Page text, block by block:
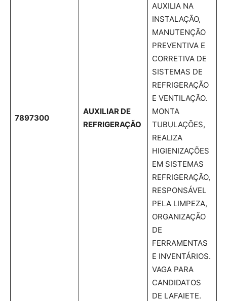
7897300
AUXILIAR DE
REFRIGERAÇÃO
AUXILIA NA
INSTALAÇÃO,
MANUTENÇÃO
PREVENTIVA E
CORRETIVA DE
SISTEMAS DE
REFRIGERAÇÃO
E VENTILAÇÃO.
MONTA
TUBULAÇÕES,
REALIZA
HIGIENIZAÇÕES
EM SISTEMAS
REFRIGERAÇÃO,
RESPONSÁVEL
PELA LIMPEZA,
ORGANIZAÇÃO
DE
FERRAMENTAS
E INVENTÁRIOS.
VAGA PARA
CANDIDATOS
DE LAFAIETE.